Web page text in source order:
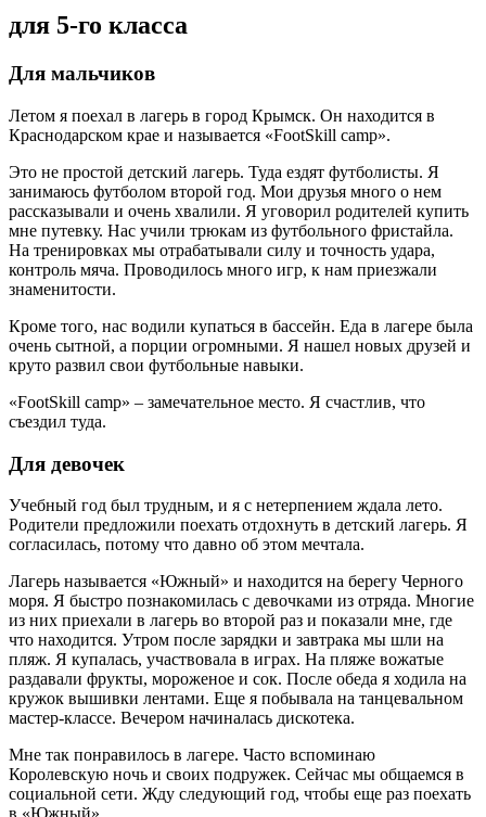
для 5-го класса
Для мальчиков
Летом я поехал в лагерь в город Крымск. Он находится в
Краснодарском крае и называется «FootSkill camp».
Это не простой детский лагерь. Туда ездят футболисты. Я
занимаюсь футболом второй год. Мои друзья много о нем
рассказывали и очень хвалили. Я уговорил родителей купить
мне путевку. Нас учили трюкам из футбольного фристайла.
На тренировках мы отрабатывали силу и точность удара,
контроль мяча. Проводилось много игр, к нам приезжали
знаменитости.
Кроме того, нас водили купаться в бассейн. Еда в лагере была
очень сытной, а порции огромными. Я нашел новых друзей и
круто развил свои футбольные навыки.
«FootSkill camp» – замечательное место. Я счастлив, что
съездил туда.
Для девочек
Учебный год был трудным, и я с нетерпением ждала лето.
Родители предложили поехать отдохнуть в детский лагерь. Я
согласилась, потому что давно об этом мечтала.
Лагерь называется «Южный» и находится на берегу Черного
моря. Я быстро познакомилась с девочками из отряда. Многие
из них приехали в лагерь во второй раз и показали мне, где
что находится. Утром после зарядки и завтрака мы шли на
пляж. Я купалась, участвовала в играх. На пляже вожатые
раздавали фрукты, мороженое и сок. После обеда я ходила на
кружок вышивки лентами. Еще я побывала на танцевальном
мастер-классе. Вечером начиналась дискотека.
Мне так понравилось в лагере. Часто вспоминаю
Королевскую ночь и своих подружек. Сейчас мы общаемся в
социальной сети. Жду следующий год, чтобы еще раз поехать